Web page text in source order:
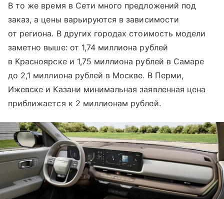
В то же время в Сети много предложений под
заказ, а цены варьируются в зависимости
от региона. В других городах стоимость модели
заметно выше: от 1,74 миллиона рублей
в Красноярске и 1,75 миллиона рублей в Самаре
до 2,1 миллиона рублей в Москве. В Перми,
Ижевске и Казани минимальная заявленная цена
приближается к 2 миллионам рублей.